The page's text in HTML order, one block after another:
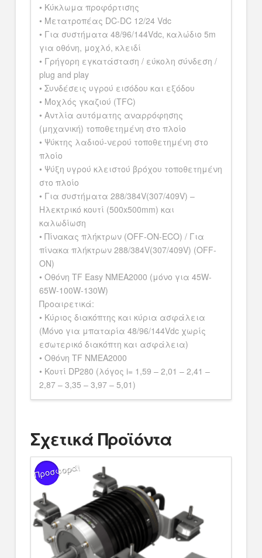
• Κύκλωμα προφόρτισης
• Μετατροπέας DC-DC 12/24 Vdc
• Για συστήματα 48/96/144Vdc, καλώδιο 5m
για οθόνη, μοχλό, κλειδί
• Γρήγορη εγκατάσταση / εύκολη σύνδεση /
plug and play
• Συνδέσεις υγρού εισόδου και εξόδου
• Μοχλός γκαζιού (TFC)
• Αντλία αυτόματης αναρρόφησης
(μηχανική) τοποθετημένη στο πλοίο
• Ψύκτης λαδιού-νερού τοποθετημένη στο
πλοίο
• Ψύξη υγρού κλειστού βρόχου τοποθετημένη
στο πλοίο
• Για συστήματα 288/384V(307/409V) –
Ηλεκτρικό κουτί (500x500mm) και
καλωδίωση
• Πίνακας πλήκτρων (OFF-ON-ECO) / Για
πίνακα πλήκτρων 288/384V(307/409V) (OFF-
ON)
• Οθόνη TF Easy NMEA2000 (μόνο για 45W-
65W-100W-130W)
Προαιρετικά:
• Κύριος διακόπτης και κύρια ασφάλεια
(Μόνο για μπαταρία 48/96/144Vdc χωρίς
εσωτερικό διακόπτη και ασφάλεια)
• Οθόνη TF NMEA2000
• Κουτί DP280 (λόγος i= 1,59 – 2,01 – 2,41 –
2,87 – 3,35 – 3,97 – 5,01)
Σχετικά Προϊόντα
Προσφορά!